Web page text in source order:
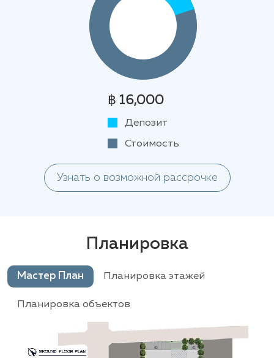
฿ 16,000
Депозит
Стоимость
Узнать о возможной рассрочке
Планировка
Мастер План Планировка этажей
Планировка объектов